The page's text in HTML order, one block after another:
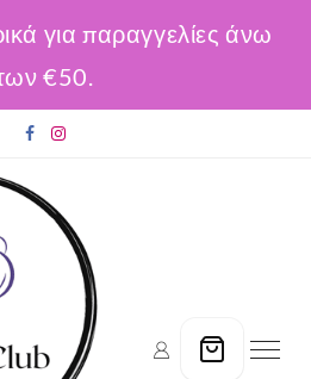
για παραγγελίες άνω
€50.